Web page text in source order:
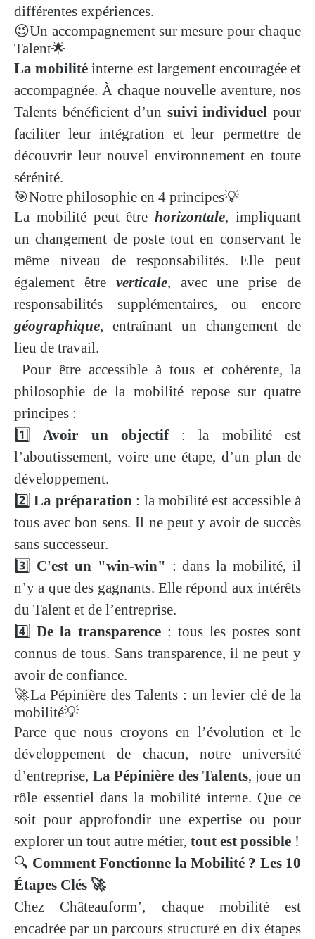
différentes expériences.
😉Un accompagnement sur mesure pour chaque
Talent🌟
La mobilité interne est largement encouragée et
accompagnée. À chaque nouvelle aventure, nos
Talents bénéficient d’un suivi individuel pour
faciliter leur intégration et leur permettre de
découvrir leur nouvel environnement en toute
sérénité.
🎯Notre philosophie en 4 principes💡
La mobilité peut êtrehorizontale, impliquant
un changement de poste tout en conservant le
même niveau de responsabilités. Elle peut
également être verticale, avec une prise de
responsabilités supplémentaires, ou encore
géographique, entraînant un changement de
lieu de travail.
Pour être accessible à tous et cohérente, la
philosophie de la mobilité repose sur quatre
principes :
1️⃣Avoir un objectif : la mobilité est
l’aboutissement, voire une étape, d’un plan de
développement.
2️⃣ La préparation : la mobilité est accessible à
tous avec bon sens. Il ne peut y avoir de succès
sans successeur.
3️⃣ C'est un "win-win" : dans la mobilité, il
n’y a que des gagnants. Elle répond aux intérêts
du Talent et de l’entreprise.
4️⃣ De la transparence : tous les postes sont
connus de tous. Sans transparence, il ne peut y
avoir de confiance.
🚀La Pépinière des Talents : un levier clé de la
mobilité💡
Parce que nous croyons en l’évolution et le
développement de chacun, notre université
d’entreprise, La Pépinière des Talents, joue un
rôle essentiel dans la mobilité interne. Que ce
soit pour approfondir une expertise ou pour
explorer un tout autre métier, tout est possible !
🔍 Comment Fonctionne la Mobilité ? Les 10
Étapes Clés 🚀
Chez Châteauform’, chaque mobilité est
encadrée par un parcours structuré en dix étapes